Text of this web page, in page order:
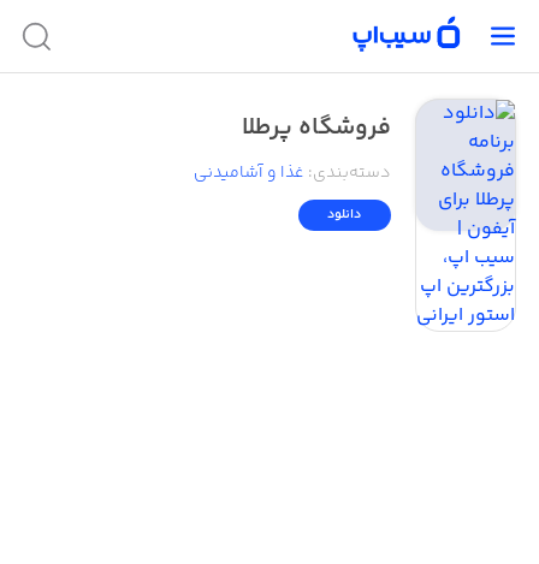
فروشگاه پرطلا
دسته‌بندی: غذا و آشامیدنی
دانلود